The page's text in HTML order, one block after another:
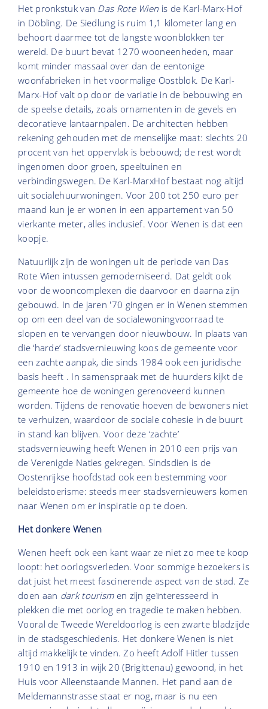
Het pronkstuk van Das Rote Wien is de Karl-Marx-Hof
in Döbling. De Siedlung is ruim 1,1 kilometer lang en
behoort daarmee tot de langste woonblokken ter
wereld. De buurt bevat 1270 wooneenheden, maar
komt minder massaal over dan de eentonige
woonfabrieken in het voormalige Oostblok. De Karl-
Marx-Hof valt op door de variatie in de bebouwing en
de speelse details, zoals ornamenten in de gevels en
decoratieve lantaarnpalen. De architecten hebben
rekening gehouden met de menselijke maat: slechts 20
procent van het oppervlak is bebouwd; de rest wordt
ingenomen door groen, speeltuinen en
verbindingswegen. De Karl-MarxHof bestaat nog altijd
uit socialehuurwoningen. Voor 200 tot 250 euro per
maand kun je er wonen in een appartement van 50
vierkante meter, alles inclusief. Voor Wenen is dat een
koopje.
Natuurlijk zijn de woningen uit de periode van Das
Rote Wien intussen gemoderniseerd. Dat geldt ook
voor de wooncomplexen die daarvoor en daarna zijn
gebouwd. In de jaren '70 gingen er in Wenen stemmen
op om een deel van de socialewoningvoorraad te
slopen en te vervangen door nieuwbouw. In plaats van
die ‘harde’ stadsvernieuwing koos de gemeente voor
een zachte aanpak, die sinds 1984 ook een juridische
basis heeft . In samenspraak met de huurders kijkt de
gemeente hoe de woningen gerenoveerd kunnen
worden. Tijdens de renovatie hoeven de bewoners niet
te verhuizen, waardoor de sociale cohesie in de buurt
in stand kan blijven. Voor deze ‘zachte’
stadsvernieuwing heeft Wenen in 2010 een prijs van
de Verenigde Naties gekregen. Sindsdien is de
Oostenrijkse hoofdstad ook een bestemming voor
beleidstoerisme: steeds meer stadsvernieuwers komen
naar Wenen om er inspiratie op te doen.
Het donkere Wenen
Wenen heeft ook een kant waar ze niet zo mee te koop
loopt: het oorlogsverleden. Voor sommige bezoekers is
dat juist het meest fascinerende aspect van de stad. Ze
doen aan dark tourismen zijn geïnteresseerd in
plekken die met oorlog en tragedie te maken hebben.
Vooral de Tweede Wereldoorlog is een zwarte bladzijde
in de stadsgeschiedenis. Het donkere Wenen is niet
altijd makkelijk te vinden. Zo heeft Adolf Hitler tussen
1910 en 1913 in wijk 20 (Brigittenau) gewoond, in het
Huis voor Alleenstaande Mannen. Het pand aan de
Meldemannstrasse staat er nog, maar is nu een